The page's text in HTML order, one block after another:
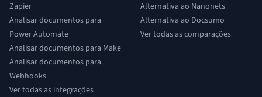
Zapier
Analisar documentos para
Power Automate
Analisar documentos para Make
Analisar documentos para
Webhooks
Ver todas as integrações
Alternativa ao Nanonets
Alternativa ao Docsumo
Ver todas as comparações